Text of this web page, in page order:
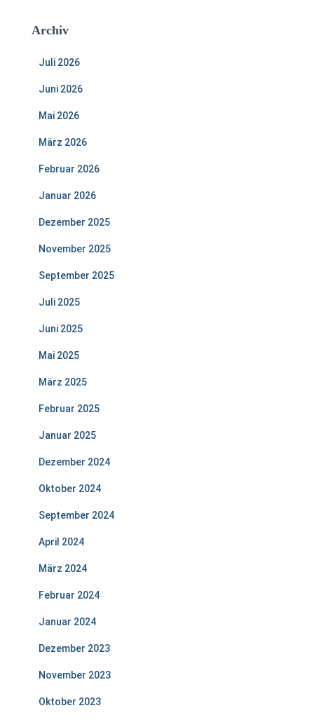
Archiv
Juli 2026
Juni 2026
Mai 2026
März 2026
Februar 2026
Januar 2026
Dezember 2025
November 2025
September 2025
Juli 2025
Juni 2025
Mai 2025
März 2025
Februar 2025
Januar 2025
Dezember 2024
Oktober 2024
September 2024
April 2024
März 2024
Februar 2024
Januar 2024
Dezember 2023
November 2023
Oktober 2023